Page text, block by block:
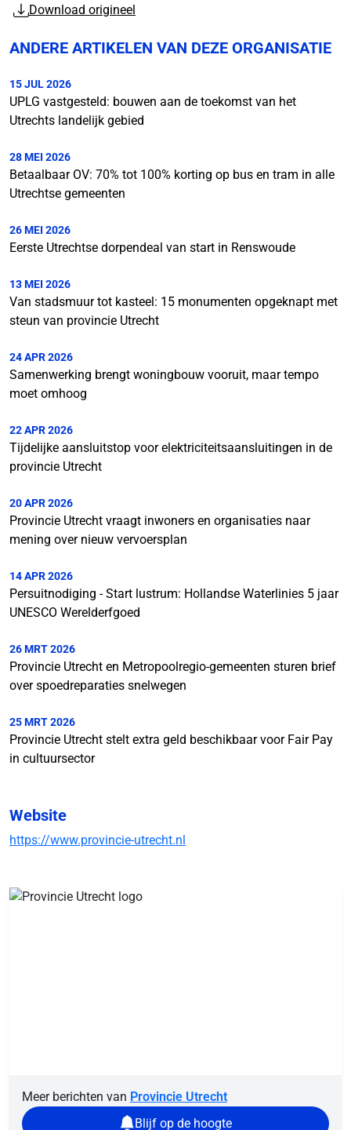
Download origineel
ANDERE ARTIKELEN VAN DEZE ORGANISATIE
15 JUL 2026
UPLG vastgesteld: bouwen aan de toekomst van het
Utrechts landelijk gebied
28 MEI 2026
Betaalbaar OV: 70% tot 100% korting op bus en tram in alle
Utrechtse gemeenten
26 MEI 2026
Eerste Utrechtse dorpendeal van start in Renswoude
13 MEI 2026
Van stadsmuur tot kasteel: 15 monumenten opgeknapt met
steun van provincie Utrecht
24 APR 2026
Samenwerking brengt woningbouw vooruit, maar tempo
moet omhoog
22 APR 2026
Tijdelijke aansluitstop voor elektriciteitsaansluitingen in de
provincie Utrecht
20 APR 2026
Provincie Utrecht vraagt inwoners en organisaties naar
mening over nieuw vervoersplan
14 APR 2026
Persuitnodiging - Start lustrum: Hollandse Waterlinies 5 jaar
UNESCO Werelderfgoed
26 MRT 2026
Provincie Utrecht en Metropoolregio-gemeenten sturen brief
over spoedreparaties snelwegen
25 MRT 2026
Provincie Utrecht stelt extra geld beschikbaar voor Fair Pay
in cultuursector
Website
https://www.provincie-utrecht.nl
Meer berichten van Provincie Utrecht
Blijf op de hoogte